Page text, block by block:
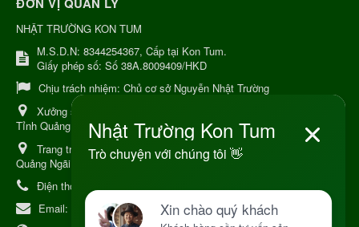
NHẬT TRƯỜNG KON TUM
M.S.D.N: 8344254367, Cấp tại Kon Tum.
Giấy phép số: Số 38A.8009409/HKD
Chịu trách nhiệm: Chủ cơ sở Nguyễn Nhật Trường
Xưởng sản xuất:
Tỉnh Quảng Ngải
Trang trại Dược Liệu Hữu Cơ: Khu 37 Hộ Xã Măng Đen Tỉnh
Quảng Ngãi
Điện thoại:
Email:
kinhdoanh@nhattruongkontum.com